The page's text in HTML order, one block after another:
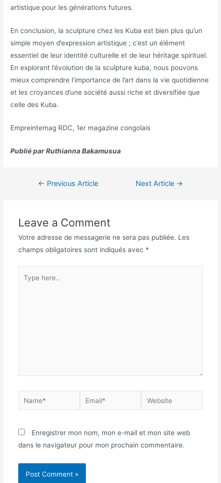
artistique pour les générations futures.
En conclusion, la sculpture chez les Kuba est bien plus qu’un
simple moyen d’expression artistique ; c’est un élément
essentiel de leur identité culturelle et de leur héritage spirituel.
En explorant l’évolution de la sculpture kuba, nous pouvons
mieux comprendre l’importance de l’art dans la vie quotidienne
et les croyances d’une société aussi riche et diversifiée que
celle des Kuba.
Empreintemag RDC, 1er magazine congolais
Publié par Ruthianna Bakamusua
← Previous Article Next Article →
Leave a Comment
Votre adresse de messagerie ne sera pas publiée. Les
champs obligatoires sont indiqués avec *
Enregistrer mon nom, mon e-mail et mon site web
dans le navigateur pour mon prochain commentaire.